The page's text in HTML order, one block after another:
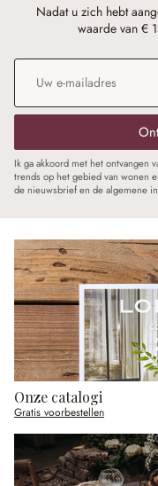
Nadat u zich hebt
waarde van €
E-mailadres
Ik ga akkoord met het ontvangen
trends op het gebied van wonen
de nieuwsbrief en de algemene
Onze catalogi
Gratis voorbestellen